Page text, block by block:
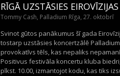
RĪGĀ UZSTĀSIES
Tommy Cash, Palladium Rīga, 27. oktobrī
Svinot gūtos panākumus šī gada
tostarp uzstāsies koncertzālē
provokatīvs tēls, kas nepaliks
Positivus festivāla koncertu kluba
plkst. 10.00, izmantojot kodu, kas tiks